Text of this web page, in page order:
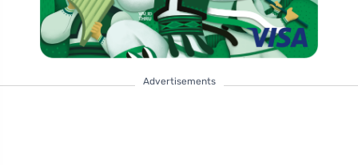
Advertisements